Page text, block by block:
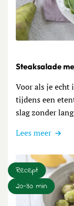
Steaksalade
Voor als je echt
tijdens een
slag zonder
Lees meer
Recept
20-30 min